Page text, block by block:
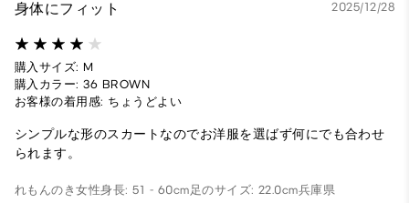
身体にフィット 2025/12/28
購入サイズ: M
購入カラー: 36 BROWN
お客様の着用感: ちょうどよい
シンプルな形のスカートなのでお洋服を選ばず何にでも合わせ
られます。
れもんのき女性身長: 51 - 60cm足のサイズ: 22.0cm兵庫県